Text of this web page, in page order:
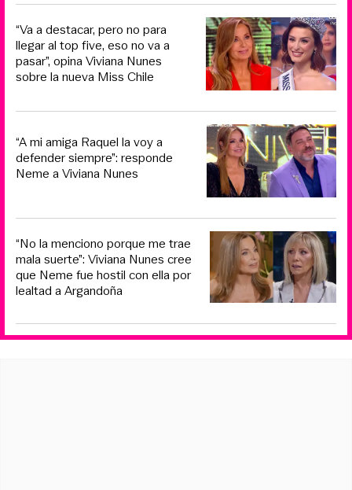
“Va a destacar, pero no para
llegar al top five, eso no va a
pasar”, opina Viviana Nunes
sobre la nueva Miss Chile
“A mi amiga Raquel la voy a
defender siempre”: responde
Neme a Viviana Nunes
“No la menciono porque me trae
mala suerte”: Viviana Nunes cree
que Neme fue hostil con ella por
lealtad a Argandoña